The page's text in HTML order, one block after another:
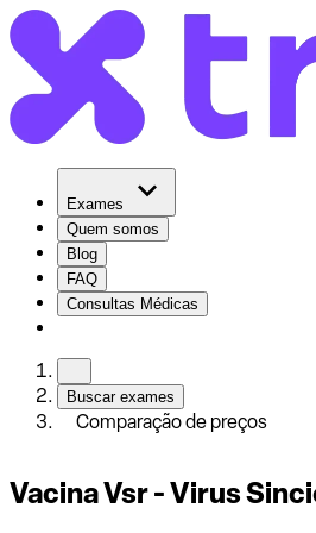
Exames
Quem somos
Blog
FAQ
Consultas Médicas
Buscar exames
Comparação de preços
Vacina Vsr - Virus